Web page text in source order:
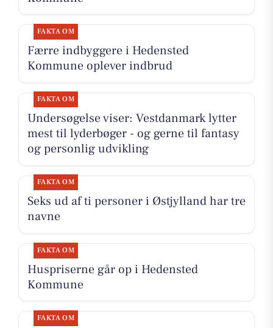
FAKTA OM
Færre indbyggere i Hedensted
Kommune oplever indbrud
FAKTA OM
Undersøgelse viser: Vestdanmark lytter
mest til lyderbøger - og gerne til fantasy
og personlig udvikling
FAKTA OM
Seks ud af ti personer i Østjylland har tre
navne
FAKTA OM
Huspriserne går op i Hedensted
Kommune
FAKTA OM